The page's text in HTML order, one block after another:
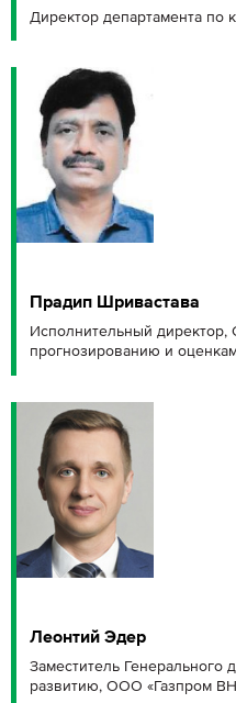
Директор департамента по
Прадип Шривастава
Исполнительный директор,
прогнозированию и оценкам
Леонтий Эдер
Заместитель Генерального
развитию, ООО «Газпром